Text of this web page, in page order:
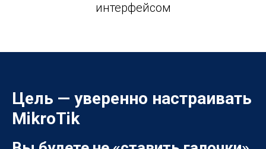
интерфейсом
Цель — уверенно настраивать
MikroTik